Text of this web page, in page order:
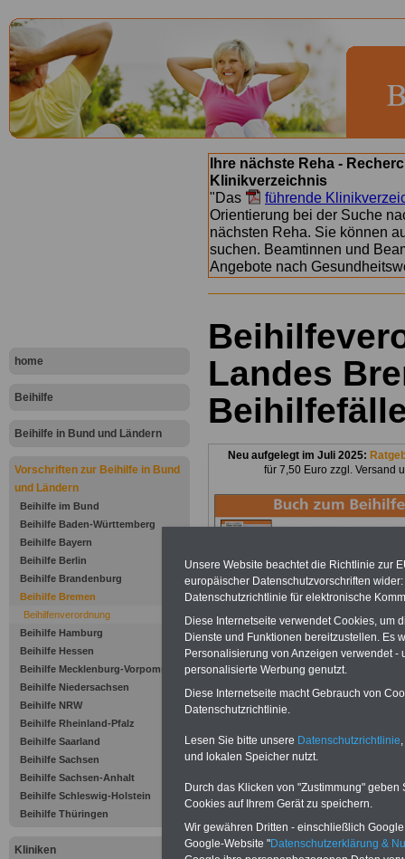
home
Beihilfe
Beihilfe in Bund und Ländern
Vorschriften zur Beihilfe in Bund
und Ländern
Beihilfe im Bund
Beihilfe Baden-Württemberg
Beihilfe Bayern
Beihilfe Berlin
Beihilfe Brandenburg
Beihilfe Bremen
Beihilfenverordnung
Beihilfe Hamburg
Beihilfe Hessen
Beihilfe Mecklenburg-Vorpommern
Beihilfe Niedersachsen
Beihilfe NRW
Beihilfe Rheinland-Pfalz
Beihilfe Saarland
Beihilfe Sachsen
Beihilfe Sachsen-Anhalt
Beihilfe Schleswig-Holstein
Beihilfe Thüringen
Kliniken
Ihre nächste Reha -
Klinikverzeichnis
"Das
führende
Orientierung bei der Suche
nächsten Reha. Sie können
suchen. Beamtinnen und
Angebote nach
Landes
Neu aufgelegt im Juli 2025:
für 7,50 Euro zzgl. Versand
Zu Indikationen von A bis Z und
Zur Übersicht
Bremen:
§ 2 Beihilfefälle
(1) Beihilfefähig
Unsere Website beachtet die Richtlinie zur
europäischer Datenschutzvorschriften
Datenschutzrichtlinie für elektronische
Diese Internetseite verwendet Cookies, um
Dienste und Funktionen bereitzustellen. Es
Personalisierung von Anzeigen verwendet
personalisierte Werbung genutzt.
Diese Internetseite macht Gebrauch von
Datenschutzrichtlinie.
Lesen Sie bitte unsere Datenschutzrichtlinie
und lokalen Speicher nutzt.
Durch das Klicken von "Zustimmung"
Cookies auf Ihrem Gerät zu speichern.
Wir gewähren Dritten - einschließlich
Google-Website "Datenschutzerklärung &